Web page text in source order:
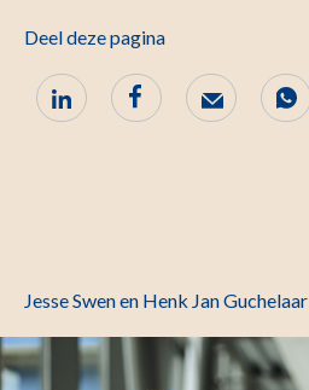
Deel deze pagina
Jesse Swen en Henk Jan Guchelaar